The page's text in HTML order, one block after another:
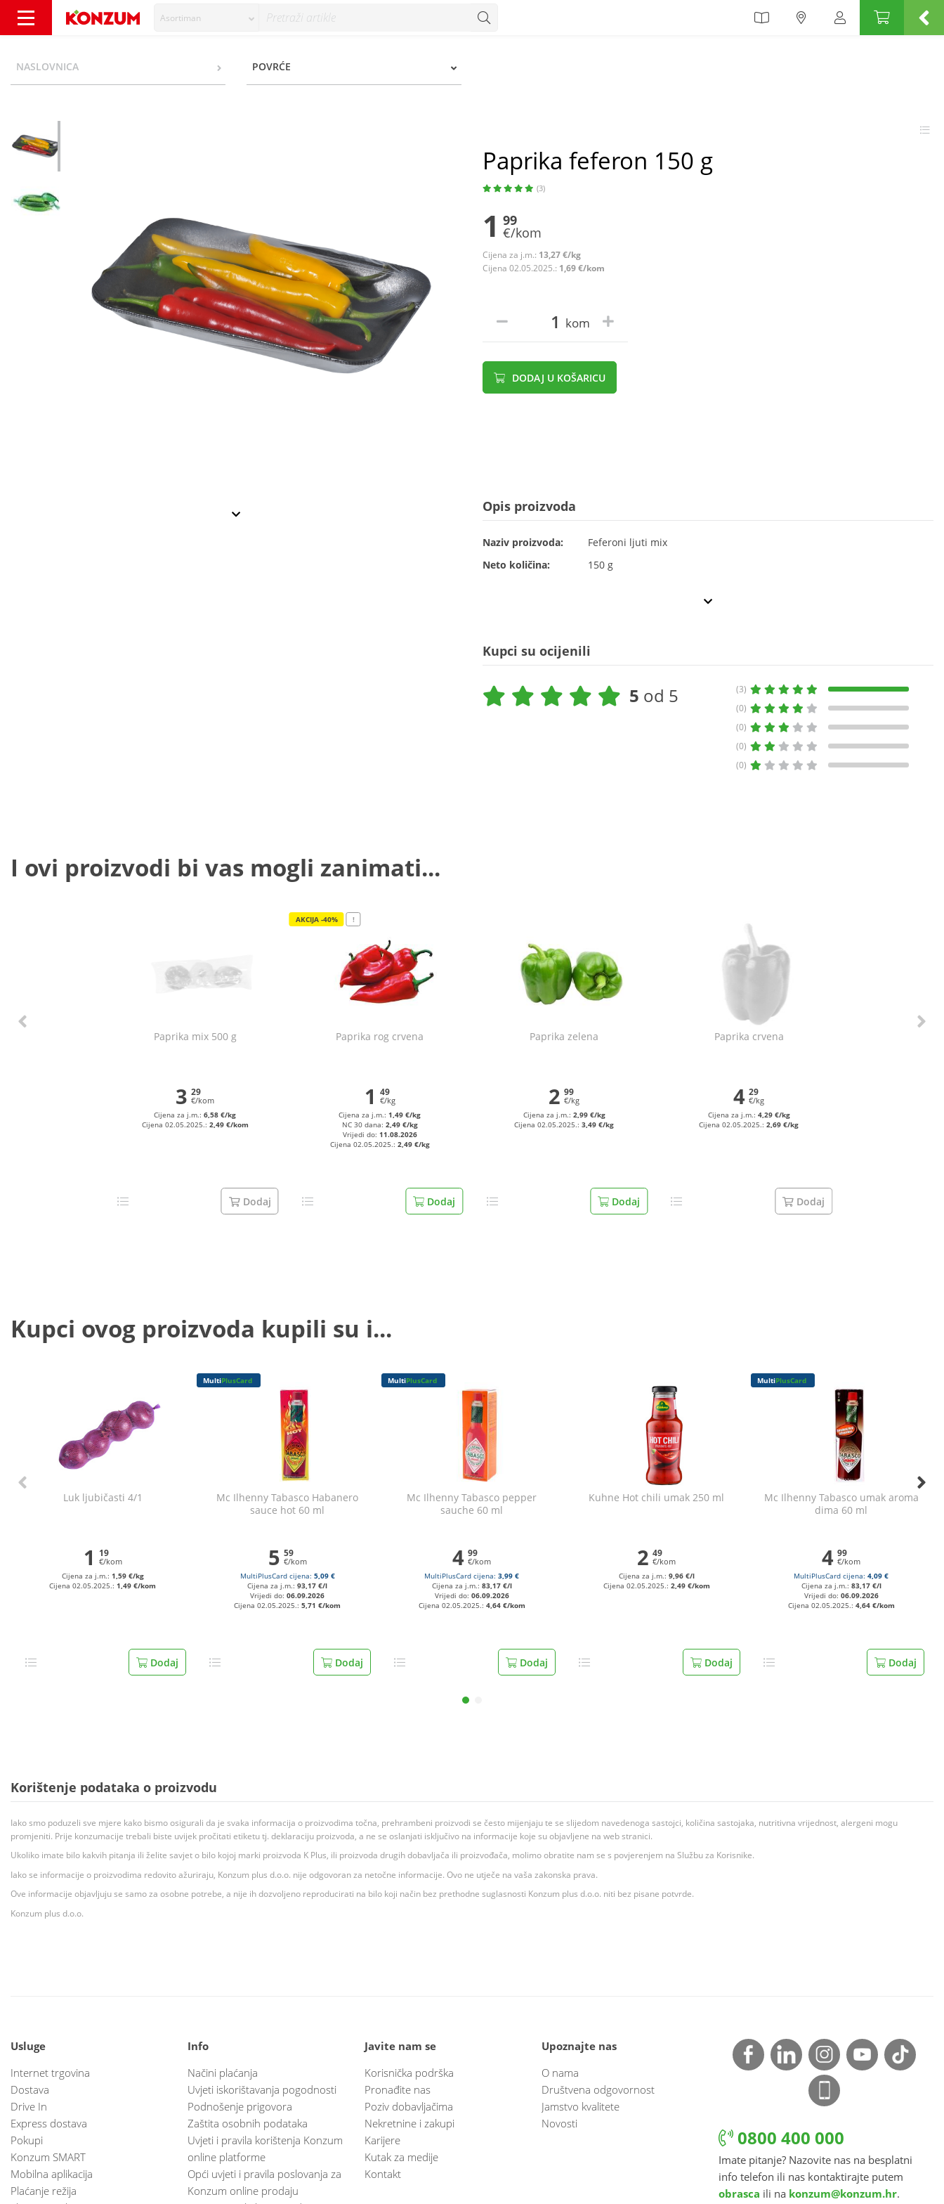
Asortiman
NASLOVNICA POVRĆE
Paprika feferon 150 g
(3)
1 99
€/kom
Cijena za j.m.: 13,27 €/kg
Cijena 02.05.2025.: 1,69 €/kom
kom
DODAJ U KOŠARICU
Opis proizvoda
Naziv proizvoda:
Feferoni ljuti mix
Neto količina:
150 g
Kupci su ocijenili
5 od 5
(3)
(0)
(0)
(0)
(0)
I ovi proizvodi bi vas mogli zanimati...
Paprika mix 500 g
3 29
€/kom
Cijena za j.m.:6,58 €/kg
Cijena 02.05.2025.: 2,49 €/kom
Dodaj
AKCIJA -40% !
Paprika rog crvena
1 49
€/kg
Cijena za j.m.:1,49 €/kg
NC 30 dana: 2,49 €/kg
Vrijedi do: 11.08.2026
Cijena 02.05.2025.: 2,49 €/kg
Dodaj
Paprika zelena
2 99
€/kg
Cijena za j.m.: 2,99 €/kg
Cijena 02.05.2025.:3,49 €/kg
Dodaj
Paprika crvena
4 29
€/kg
Cijena za j.m.: 4,29 €/kg
Cijena 02.05.2025.:2,69 €/kg
Dodaj
Kupci ovog proizvoda kupili su i...
Luk ljubičasti 4/1
1 19
€/kom
Cijena za j.m.: 1,59 €/kg
Cijena 02.05.2025.:1,49 €/kom
Dodaj
MultiPlusCard
Mc Ilhenny Tabasco Habanero
sauce hot 60 ml
5 59
€/kom
MultiPlusCard cijena: 5,09 €
Cijena za j.m.:93,17 €/l
Vrijedi do:06.09.2026
Cijena 02.05.2025.:5,71 €/kom
Dodaj
MultiPlusCard
Mc Ilhenny Tabasco pepper
sauche 60 ml
4 99
€/kom
MultiPlusCard cijena:3,99 €
Cijena za j.m.: 83,17 €/l
Vrijedi do: 06.09.2026
Cijena 02.05.2025.: 4,64 €/kom
Dodaj
Kuhne Hot chili umak 250 ml
2 49
€/kom
Cijena za j.m.: 9,96 €/l
Cijena 02.05.2025.: 2,49 €/kom
Dodaj
MultiPlusCard
Mc Ilhenny Tabasco umak aroma
dima 60 ml
4 99
€/kom
MultiPlusCard cijena:4,09 €
Cijena za j.m.: 83,17 €/l
Vrijedi do: 06.09.2026
Cijena 02.05.2025.: 4,64 €/kom
Dodaj
Korištenje podataka o proizvodu
Iako smo poduzeli sve mjere kako bismo osigurali da je svaka informacija o proizvodima točna, prehrambeni proizvodi se često mijenjaju te se slijedom navedenoga sastojci, količina sastojaka, nutritivna vrijednost, alergeni mogu
promjeniti. Prije konzumacije trebali biste uvijek pročitati etiketu tj. deklaraciju proizvoda, a ne se oslanjati isključivo na informacije koje su objavljene na web stranici.
Ukoliko imate bilo kakvih pitanja ili želite savjet o bilo kojoj marki proizvoda K Plus, ili proizvoda drugih dobavljača ili proizvođača, molimo obratite nam se s povjerenjem na Službu za Korisnike.
Iako se informacije o proizvodima redovito ažuriraju, Konzum plus d.o.o. nije odgovoran za netočne informacije. Ovo ne utječe na vaša zakonska prava.
Ove informacije objavljuju se samo za osobne potrebe, a nije ih dozvoljeno reproducirati na bilo koji način bez prethodne suglasnosti Konzum plus d.o.o. niti bez pisane potvrde.
Konzum plus d.o.o.
Usluge
Internet trgovina
Dostava
Drive In
Express dostava
Pokupi
Konzum SMART
Mobilna aplikacija
Plaćanje režija
Info
Načini plaćanja
Uvjeti iskorištavanja pogodnosti
Podnošenje prigovora
Zaštita osobnih podataka
Uvjeti i pravila korištenja Konzum
online platforme
Opći uvjeti i pravila poslovanja za
Konzum online prodaju
Javite nam se
Korisnička podrška
Pronađite nas
Poziv dobavljačima
Nekretnine i zakupi
Karijere
Kutak za medije
Kontakt
Upoznajte nas
O nama
Društvena odgovornost
Jamstvo kvalitete
Novosti
0800 400 000
Imate pitanje? Nazovite nas na besplatni
info telefon ili nas kontaktirajte putem
obrasca ili na konzum@konzum.hr.